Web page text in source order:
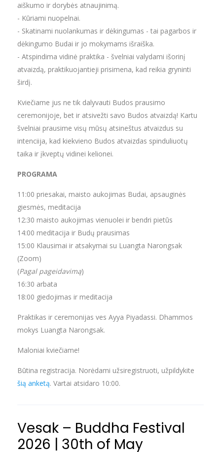
aiškumo ir dorybės atnaujinimą.
- Kūriami nuopelnai.
- Skatinami nuolankumas ir dėkingumas - tai pagarbos ir
dėkingumo Budai ir jo mokymams išraiška.
- Atspindima vidinė praktika - švelniai valydami išorinį
atvaizdą, praktikuojantieji prisimena, kad reikia gryninti
širdį.
Kviečiame jus ne tik dalyvauti Budos prausimo
ceremonijoje, bet ir atsivežti savo Budos atvaizdą! Kartu
švelniai prausime visų mūsų atsineštus atvaizdus su
intenciija, kad kiekvieno Budos atvaizdas spinduliuotų
taika ir įkveptų vidinei kelionei.
PROGRAMA
11:00 priesakai, maisto aukojimas Budai, apsauginės
giesmės, meditacija
12:30 maisto aukojimas vienuolei ir bendri pietūs
14:00 meditacija ir Budų prausimas
15:00 Klausimai ir atsakymai su Luangta Narongsak
(Zoom)
(Pagal pageidavimą)
16:30 arbata
18:00 giedojimas ir meditacija
Praktikas ir ceremonijas ves Ayya Piyadassi. Dhammos
mokys Luangta Narongsak.
Maloniai kviečiame!
Būtina registracija. Norėdami užsiregistruoti, užpildykite
šią anketą. Vartai atsidaro 10:00.
Vesak – Buddha Festival
2026 | 30th of May